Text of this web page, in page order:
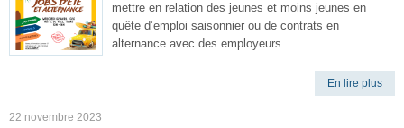
mettre en relation des jeunes et moins jeunes en
quête d’emploi saisonnier ou de contrats en
alternance avec des employeurs
En lire plus
22 novembre 2023